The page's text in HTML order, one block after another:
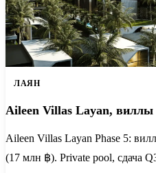
ЛАЯН
Aileen Villas Layan,
Aileen Villas Layan Phase 5:
(17 млн ฿). Private pool, сдача